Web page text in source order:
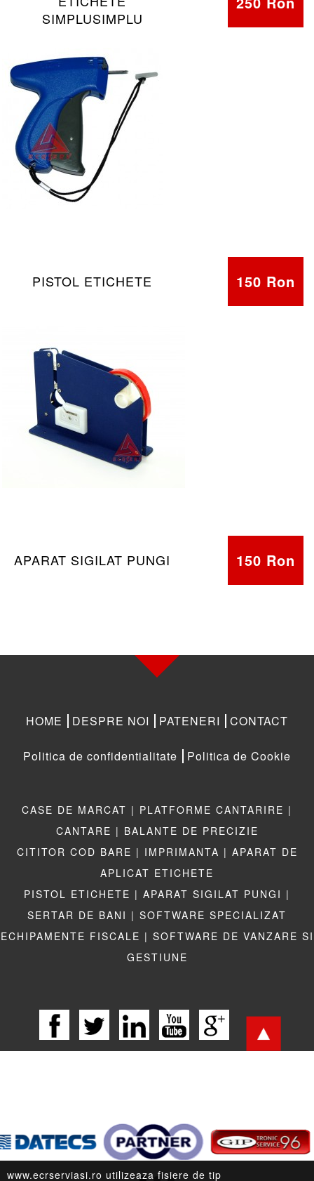
SIMPLUSIMPLU
PISTOL ETICHETE 150 Ron
APARAT SIGILAT PUNGI 150 Ron
HOME DESPRE NOI PATENERI CONTACT
Politica de confidentialitate Politica de Cookie
CASE DE MARCAT | PLATFORME CANTARIRE |
CANTARE | BALANTE DE PRECIZIE
CITITOR COD BARE | IMPRIMANTA | APARAT DE
APLICAT ETICHETE
PISTOL ETICHETE | APARAT SIGILAT PUNGI |
SERTAR DE BANI | SOFTWARE SPECIALIZAT
ECHIPAMENTE FISCALE | SOFTWARE DE VANZARE SI
GESTIUNE
TERMENI LEGALI | LINKURI UTILE
www.ecrserviasi.ro utilizeaza fisiere de tip